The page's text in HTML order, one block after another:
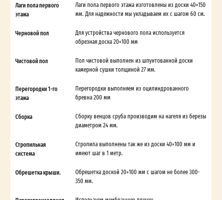
Лаги пола первого
этажа
Лаги пола первого этажа изготовлены из доски 40×150
мм. Для надежности мы укладываем их с шагом 60 см.
Черновой пол
Для устройства чернового пола используется
обрезная доска 20×100 мм
Чистовой пол
Пол чистовой выполнен из шпунтованной доски
камерной сушки толщиной 27 мм.
Перегородки 1-го
этажа
Перегородки выполняем из оцилиндрованного
бревна 200 мм
Сборка
Сборку венцов сруба производим на нагеля из березы
диаметром 24 мм.
Стропильная
система
Стропила выполнены так же из доски 40×100 мм и
имеют шаг в 1 метр.
Обрешетка крыши.
Обрешетка доской 20×100 мм с шагом не более 300-
350 мм.